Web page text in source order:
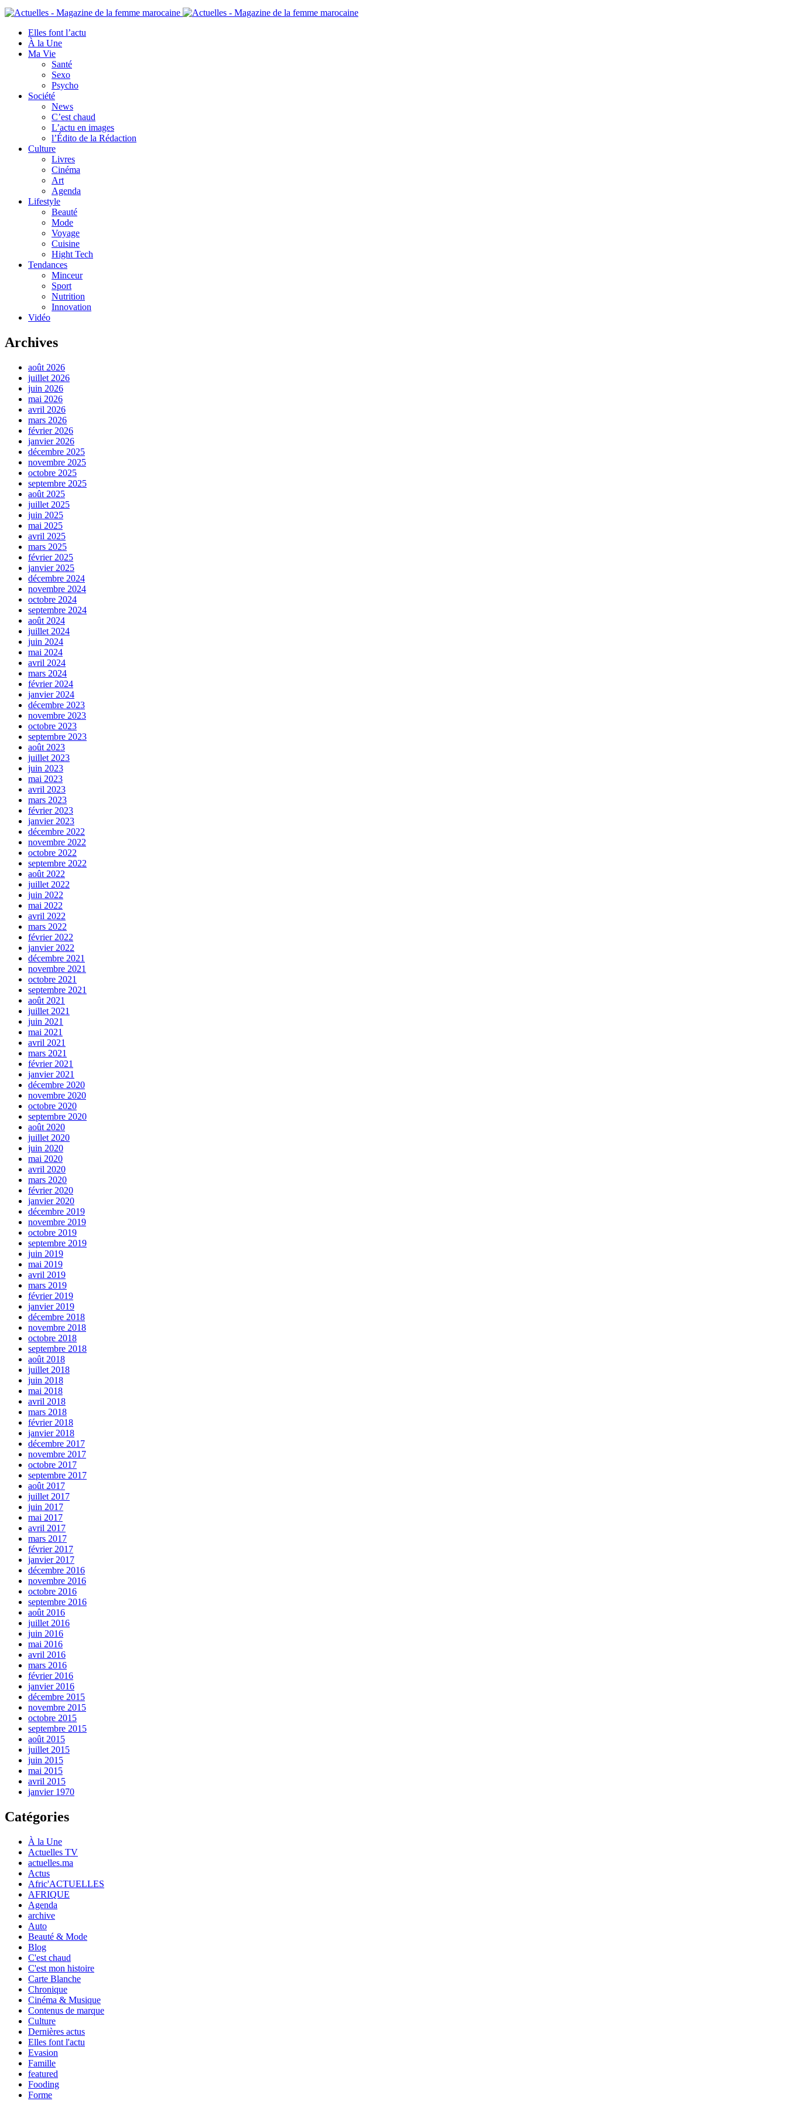
Elles font l’actu
À la Une
Ma Vie
Santé
Sexo
Psycho
Société
News
C’est chaud
L’actu en images
l’Édito de la Rédaction
Culture
Livres
Cinéma
Art
Agenda
Lifestyle
Beauté
Mode
Voyage
Cuisine
Hight Tech
Tendances
Minceur
Sport
Nutrition
Innovation
Vidéo
Archives
août 2026
juillet 2026
juin 2026
mai 2026
avril 2026
mars 2026
février 2026
janvier 2026
décembre 2025
novembre 2025
octobre 2025
septembre 2025
août 2025
juillet 2025
juin 2025
mai 2025
avril 2025
mars 2025
février 2025
janvier 2025
décembre 2024
novembre 2024
octobre 2024
septembre 2024
août 2024
juillet 2024
juin 2024
mai 2024
avril 2024
mars 2024
février 2024
janvier 2024
décembre 2023
novembre 2023
octobre 2023
septembre 2023
août 2023
juillet 2023
juin 2023
mai 2023
avril 2023
mars 2023
février 2023
janvier 2023
décembre 2022
novembre 2022
octobre 2022
septembre 2022
août 2022
juillet 2022
juin 2022
mai 2022
avril 2022
mars 2022
février 2022
janvier 2022
décembre 2021
novembre 2021
octobre 2021
septembre 2021
août 2021
juillet 2021
juin 2021
mai 2021
avril 2021
mars 2021
février 2021
janvier 2021
décembre 2020
novembre 2020
octobre 2020
septembre 2020
août 2020
juillet 2020
juin 2020
mai 2020
avril 2020
mars 2020
février 2020
janvier 2020
décembre 2019
novembre 2019
octobre 2019
septembre 2019
juin 2019
mai 2019
avril 2019
mars 2019
février 2019
janvier 2019
décembre 2018
novembre 2018
octobre 2018
septembre 2018
août 2018
juillet 2018
juin 2018
mai 2018
avril 2018
mars 2018
février 2018
janvier 2018
décembre 2017
novembre 2017
octobre 2017
septembre 2017
août 2017
juillet 2017
juin 2017
mai 2017
avril 2017
mars 2017
février 2017
janvier 2017
décembre 2016
novembre 2016
octobre 2016
septembre 2016
août 2016
juillet 2016
juin 2016
mai 2016
avril 2016
mars 2016
février 2016
janvier 2016
décembre 2015
novembre 2015
octobre 2015
septembre 2015
août 2015
juillet 2015
juin 2015
mai 2015
avril 2015
janvier 1970
Catégories
À la Une
Actuelles TV
actuelles.ma
Actus
Afric'ACTUELLES
AFRIQUE
Agenda
archive
Auto
Beauté & Mode
Blog
C'est chaud
C'est mon histoire
Carte Blanche
Chronique
Cinéma & Musique
Contenus de marque
Culture
Dernières actus
Elles font l'actu
Evasion
Famille
featured
Fooding
Forme